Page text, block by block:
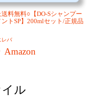
料無料○【DO-Sシャンプー
トSP】200mlセット/正規品
レバ
Amazon
ル